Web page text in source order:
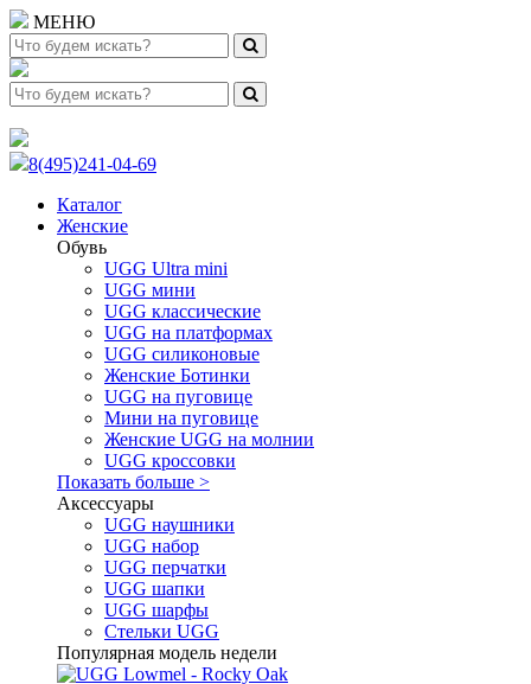
МЕНЮ
8(495)241-04-69
Каталог
Женские
Обувь
UGG Ultra mini
UGG мини
UGG классические
UGG на платформах
UGG силиконовые
Женские Ботинки
UGG на пуговице
Мини на пуговице
Женские UGG на молнии
UGG кроссовки
Показать больше >
Аксессуары
UGG наушники
UGG набор
UGG перчатки
UGG шапки
UGG шарфы
Стельки UGG
Популярная модель недели